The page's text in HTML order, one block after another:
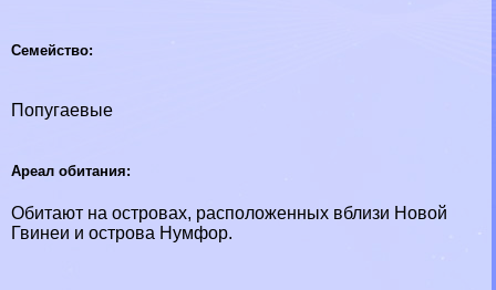
Семейство:
Попугаевые
Ареал обитания:
Обитают на островах, расположенных вблизи Новой
Гвинеи и острова Нумфор.